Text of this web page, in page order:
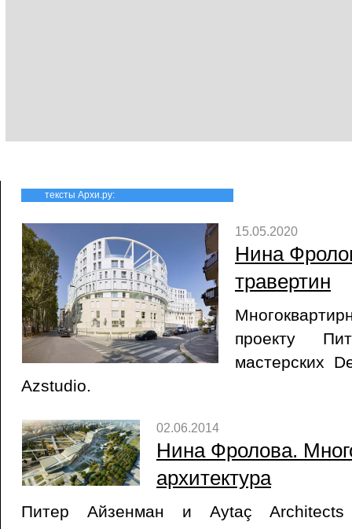
тексты Архи.ру:
15.05.2020
Нина
травертин
проекту
мастерских
Azstudio.
02.06.2014
Нина Фролова.
архитектура
Питер Айзенман и Aytaç Architects